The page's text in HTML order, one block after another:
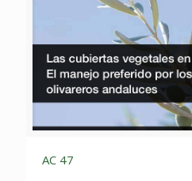
AC 47